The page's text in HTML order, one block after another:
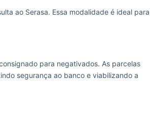
ao Serasa. Essa modalidade é ideal para
para negativados. As parcelas
segurança ao banco e viabilizando a